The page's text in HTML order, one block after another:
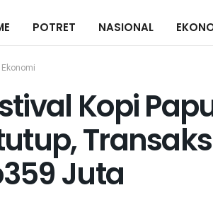
POTRET NASIONAL
Ekonomi
Kopi
Juta